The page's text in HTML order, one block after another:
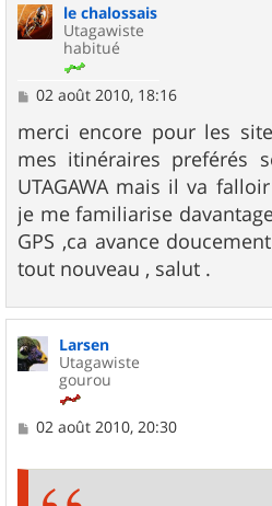
le chalossais
Utagawiste
habitué
M
s
s
a
g
e
02 août 2010, 18:16
merci encore pour les
mes itinéraires preférés
UTAGAWA mais il va
je me familiarise
GPS ,ca avance
tout nouveau , salut .
Larsen
Utagawiste
gourou
M
02 août 2010, 20:30